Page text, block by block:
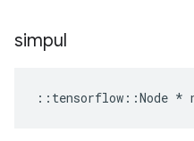
simpul
:: tensorflow ::Node *